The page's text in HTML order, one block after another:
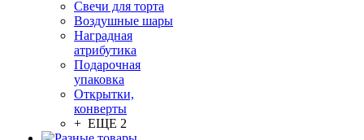
Свечи для торта
Воздушные шары
Наградная
атрибутика
Подарочная
упаковка
Открытки,
конверты
+ ЕЩЕ 2